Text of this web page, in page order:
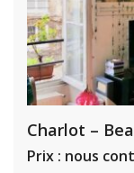
Charlot –
Prix : nous